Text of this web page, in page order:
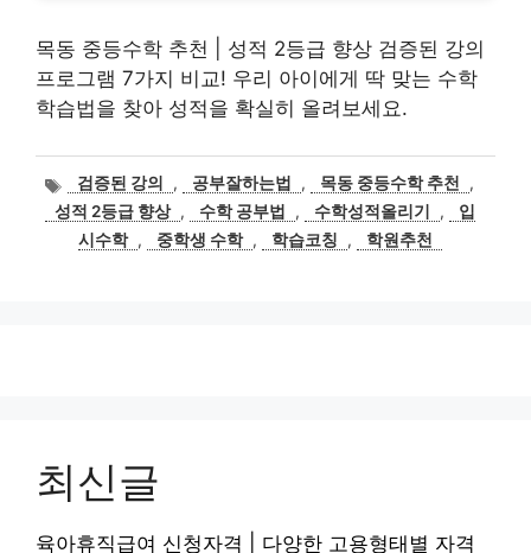
목동 중등수학 추천 | 성적 2등급 향상 검증된 강의
프로그램 7가지 비교! 우리 아이에게 딱 맞는 수학
학습법을 찾아 성적을 확실히 올려보세요.
태
그
검증된 강의 , 공부잘하는법 , 목동 중등수학 추천
,
성적 2등급 향상 , 수학 공부법 , 수학성적올리기 ,
입
시수학 , 중학생 수학 , 학습코칭 , 학원추천
최신글
육아휴직급여 신청자격 | 다양한 고용형태별 자격